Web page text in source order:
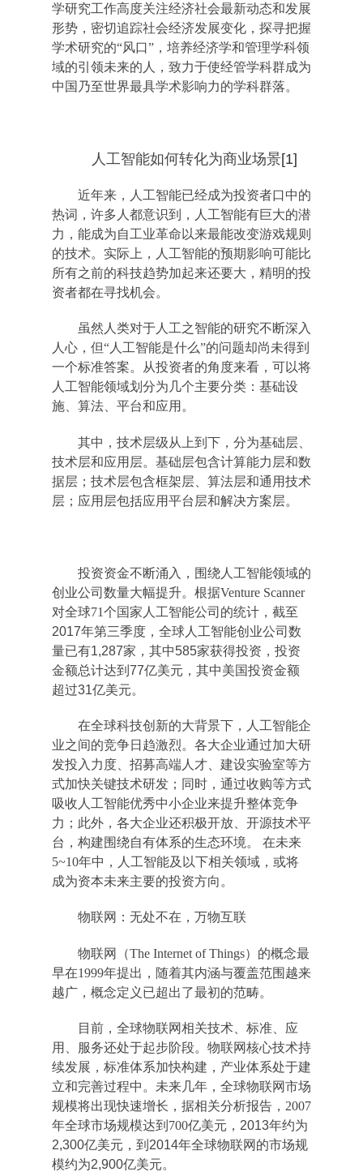
学研究工作高度关注经济社会最新动态和发展
形势，密切追踪社会经济发展变化，探寻把握
学术研究的“风口”，培养经济学和管理学科领
域的引领未来的人，致力于使经管学科群成为
中国乃至世界最具学术影响力的学科群落。
人工智能如何转化为商业场景[1]
近年来，人工智能已经成为投资者口中的
热词，许多人都意识到，人工智能有巨大的潜
力，能成为自工业革命以来最能改变游戏规则
的技术。实际上，人工智能的预期影响可能比
所有之前的科技趋势加起来还要大，精明的投
资者都在寻找机会。
虽然人类对于人工之智能的研究不断深入
人心，但“人工智能是什么”的问题却尚未得到
一个标准答案。从投资者的角度来看，可以将
人工智能领域划分为几个主要分类：基础设
施、算法、平台和应用。
其中，技术层级从上到下，分为基础层、
技术层和应用层。基础层包含计算能力层和数
据层；技术层包含框架层、算法层和通用技术
层；应用层包括应用平台层和解决方案层。
投资资金不断涌入，围绕人工智能领域的
创业公司数量大幅提升。根据Venture Scanner
对全球71个国家人工智能公司的统计，截至
2017年第三季度，全球人工智能创业公司数
量已有1,287家，其中585家获得投资，投资
金额总计达到77亿美元，其中美国投资金额
超过31亿美元。
在全球科技创新的大背景下，人工智能企
业之间的竞争日趋激烈。各大企业通过加大研
发投入力度、招募高端人才、建设实验室等方
式加快关键技术研发；同时，通过收购等方式
吸收人工智能优秀中小企业来提升整体竞争
力；此外，各大企业还积极开放、开源技术平
台，构建围绕自有体系的生态环境。 在未来
5~10年中，人工智能及以下相关领域，或将
成为资本未来主要的投资方向。
物联网：无处不在，万物互联
物联网（The Internet of Things）的概念最
早在1999年提出，随着其内涵与覆盖范围越来
越广，概念定义已超出了最初的范畴。
目前，全球物联网相关技术、标准、应
用、服务还处于起步阶段。物联网核心技术持
续发展，标准体系加快构建，产业体系处于建
立和完善过程中。未来几年，全球物联网市场
规模将出现快速增长，据相关分析报告，2007
年全球市场规模达到700亿美元，2013年约为
2,300亿美元，到2014年全球物联网的市场规
模约为2,900亿美元。